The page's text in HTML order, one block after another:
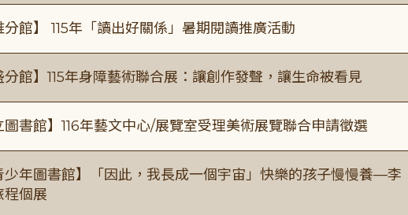
分館】 115年「讀出好關係」暑期閱讀推廣活動
分館】115年身障藝術聯合展：讓創作發聲，讓生命被看見
圖書館】116年藝文中心/展覽室受理美術展覽聯合申請徵選
少年圖書館】「因此，我長成一個宇宙」快樂的孩子慢慢養—李
程個展